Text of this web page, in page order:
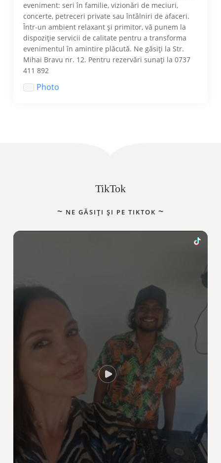
eveniment: seri în familie, vizionări de meciuri,
concerte, petreceri private sau întâlniri de afaceri.
Într-un ambient relaxant și primitor, vă punem la
dispoziție servicii de calitate pentru a transforma
evenimentul în amintire plăcută. Ne găsiți la Str.
Mihai Bravu nr. 12. Pentru rezervări sunați la 0737
411 892
Photo
TikTok
NE GĂSIȚI ȘI PE TIKTOK